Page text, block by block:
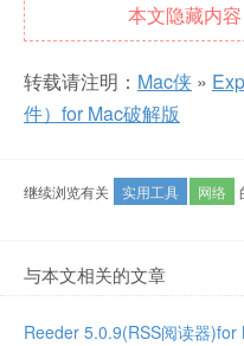
本文隐藏内容
转载请注明： Mac侠 »
件）for Mac破解版
继续浏览有关 实用工具 网络
与本文相关的文章
Reeder 5.0.9(RSS阅读器)for